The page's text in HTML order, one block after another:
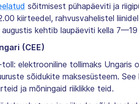
sõitmisest pühapäeviti ja
kiirteedel, rahvusvahelistel
augustis kehtib laupäeviti kella
(CEE)
elektrooniline tollimaks Ungaris
sõidukite maksesüsteem.
ja mõningaid riiklikke teid.